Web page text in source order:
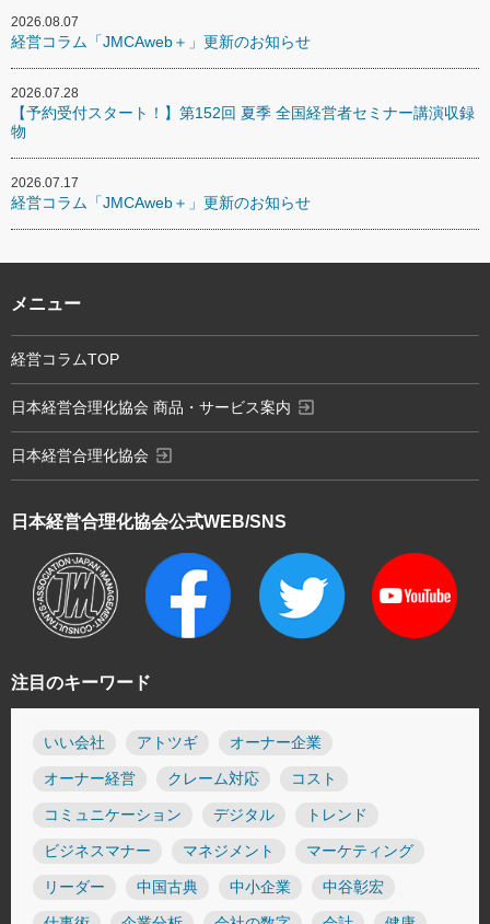
2026.08.07
経営コラム「JMCAweb＋」更新のお知らせ
2026.07.28
【予約受付スタート！】第152回 夏季 全国経営者セミナー講演収録
物
2026.07.17
経営コラム「JMCAweb＋」更新のお知らせ
注目のキーワード
いい会社 アトツギ オーナー企業
オーナー経営 クレーム対応 コスト
コミュニケーション デジタル トレンド
ビジネスマナー マネジメント マーケティング
リーダー 中国古典 中小企業 中谷彰宏
日本経営合理化協会公式WEB/SNS
メニュー
経営コラムTOP
日本経営合理化協会 商品・サービス案内 exit_to_app
日本経営合理化協会 exit_to_app